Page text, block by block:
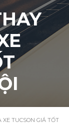
TUCSON GIÁ TỐT